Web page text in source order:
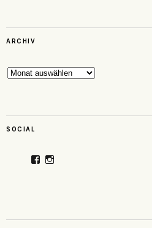
ARCHIV
Archiv
SOCIAL
ProfilProfil